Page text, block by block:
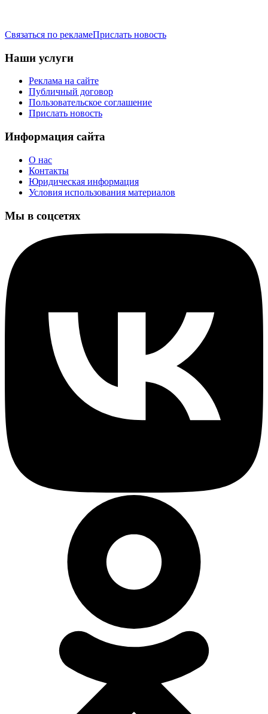
Связаться по рекламеПрислать новость
Наши услуги
Реклама на сайте
Публичный договор
Пользовательское соглашение
Прислать новость
Информация сайта
О нас
Контакты
Юридическая информация
Условия использования материалов
Мы в соцсетях